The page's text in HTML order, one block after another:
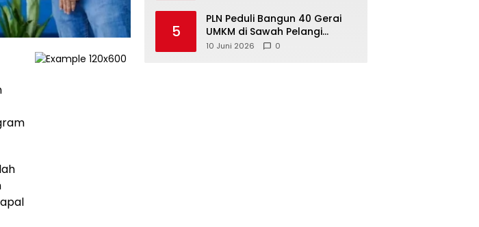
5
‎PLN Peduli Bangun 40 Gerai
UMKM di Sawah Pelangi
Namang, Dorong
10 Juni 2026 0